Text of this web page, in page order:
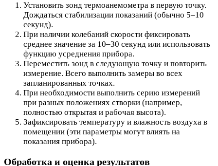
Установить зонд термоанемометра в первую точку.
Дождаться стабилизации показаний (обычно 5–10
секунд).
При наличии колебаний скорости фиксировать
среднее значение за 10–30 секунд или использовать
функцию усреднения прибора.
Переместить зонд в следующую точку и повторить
измерение. Всего выполнить замеры во всех
запланированных точках.
При необходимости выполнить серию измерений
при разных положениях створки (например,
полностью открытая и рабочая высота).
Зафиксировать температуру и влажность воздуха в
помещении (эти параметры могут влиять на
показания прибора).
Обработка и оценка результатов